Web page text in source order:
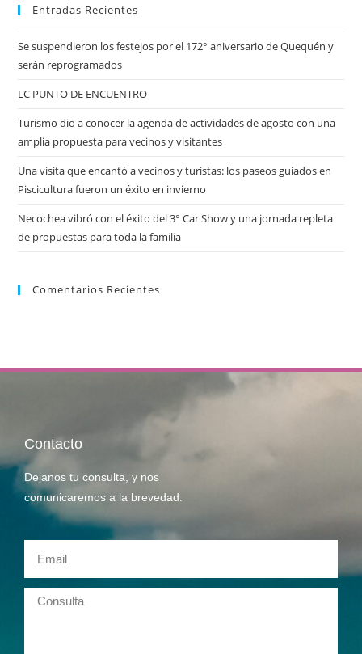
Entradas Recientes
Se suspendieron los festejos por el 172° aniversario de Quequén y
serán reprogramados
LC PUNTO DE ENCUENTRO
Turismo dio a conocer la agenda de actividades de agosto con una
amplia propuesta para vecinos y visitantes
Una visita que encantó a vecinos y turistas: los paseos guiados en
Piscicultura fueron un éxito en invierno
Necochea vibró con el éxito del 3° Car Show y una jornada repleta
de propuestas para toda la familia
Comentarios Recientes
Contacto
Dejanos tu consulta, y nos
comunicaremos a la brevedad.